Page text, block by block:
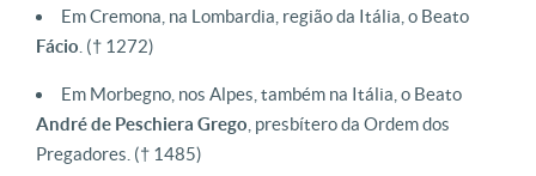
Em Cremona, na Lombardia, região da Itália, o Beato
Fácio († 1272)
Em Morbegno, nos Alpes, também na Itália, o Beato
André de Peschiera Grego , presbítero da Ordem dos
Pregadores. († 1485)